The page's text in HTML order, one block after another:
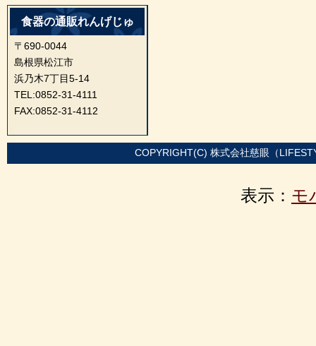
食器の通販れんげじゅ
〒690-0044
島根県松江市
浜乃木7丁目5-14
TEL:0852-31-4111
FAX:0852-31-4112
COPYRIGHT(C) 株式会社慈眼（
表示： モ